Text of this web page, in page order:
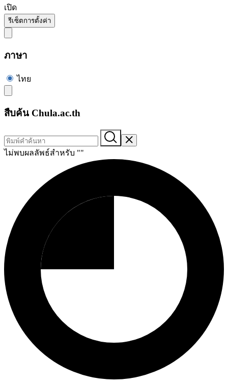
เปิด
รีเซ็ตการตั้งค่า
ภาษา
ไทย
สืบค้น Chula.ac.th
ไม่พบผลลัพธ์สำหรับ ""